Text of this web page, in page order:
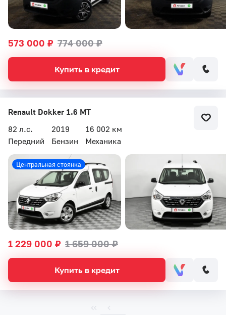
573 000 ₽ 774 000 ₽
Купить в кредит
Renault Dokker 1.6 MT
82 л.с.
2019
16 002 км
Передний
Бензин Механика
1 229 000 ₽ 1 659 000 ₽
Центральная стоянка
Купить в кредит